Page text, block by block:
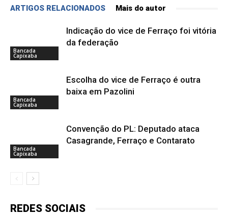
ARTIGOS RELACIONADOS Mais do autor
Bancada
Capixaba
Indicação do vice de Ferraço foi vitória
da federação
Bancada
Capixaba
Escolha do vice de Ferraço é outra
baixa em Pazolini
Bancada
Capixaba
Convenção do PL: Deputado ataca
Casagrande, Ferraço e Contarato
REDES SOCIAIS